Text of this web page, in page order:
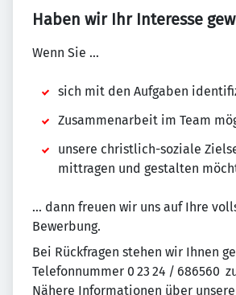
Haben wir Ihr Interesse
Wenn Sie …
sich mit den Aufgaben
Zusammenarbeit im Team
unsere christlich-soziale
mittragen und gestalten
… dann freuen wir uns auf Ihre
Bewerbung.
Bei Rückfragen stehen wir Ihnen
Telefonnummer 0 23 24 / 686560
Nähere Informationen über